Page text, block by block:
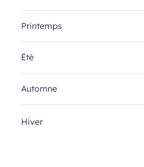
Printemps
Été
Automne
Hiver